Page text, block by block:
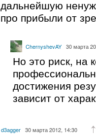
дальнейшую
про прибыли от
ChernyshevAY 30 марта
Но это риск, на
достижения
зависит от
d3agger 30 марта 2012, 14:30